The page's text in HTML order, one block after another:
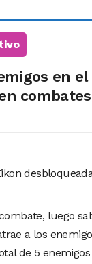
en
luego
a los
de 5